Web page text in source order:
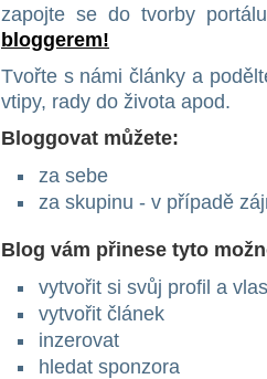
zapojte se do tvorby
bloggerem!
Tvořte s námi články a
vtipy, rady do života apod.
Bloggovat můžete:
za sebe
za skupinu - v případě
Blog vám přinese tyto
vytvořit si svůj profil a
vytvořit článek
inzerovat
hledat sponzora